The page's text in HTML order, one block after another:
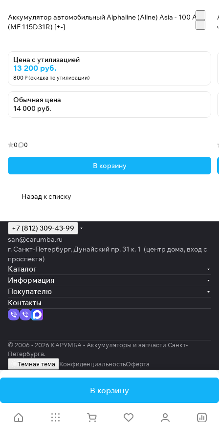
Аккумулятор автомобильный Alphaline (Aline) Asia - 100 А/ч
(MF 115D31R) [+-]
Цена с утилизацией
13 200 руб.
800 ₽ (скидка по утилизации)
Обычная цена
14 000 руб.
0 0
В корзину
Назад к списку
В корзину
+7 (812) 309-43-99
san@carumba.ru
г. Санкт-Петербург, Дунайский пр. 31 к. 1 (центр дома, вход с
проспекта)
Каталог
Информация
Покупателю
Контакты
© 2006 - 2026 КАРУМБА - Аккумуляторы и запчасти Санкт-
Петербурга.
Темная тема КонфиденциальностьОферта